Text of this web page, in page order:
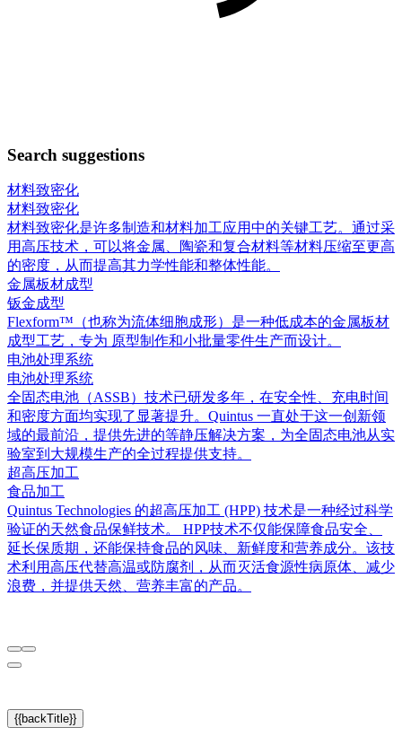
Search suggestions
材料致密化
材料致密化
材料致密化是许多制造和材料加工应用中的关键工艺。通过采
用高压技术，可以将金属、陶瓷和复合材料等材料压缩至更高
的密度，从而提高其力学性能和整体性能。
金属板材成型
钣金成型
Flexform™（也称为流体细胞成形）是一种低成本的金属板材
成型工艺，专为 原型制作和小批量零件生产而设计。
电池处理系统
电池处理系统
全固态电池（ASSB）技术已研发多年，在安全性、充电时间
和密度方面均实现了显著提升。Quintus 一直处于这一创新领
域的最前沿，提供先进的等静压解决方案，为全固态电池从实
验室到大规模生产的全过程提供支持。
超高压加工
食品加工
Quintus Technologies 的超高压加工 (HPP) 技术是一种经过科学
验证的天然食品保鲜技术。 HPP技术不仅能保障食品安全、
延长保质期，还能保持食品的风味、新鲜度和营养成分。该技
术利用高压代替高温或防腐剂，从而灭活食源性病原体、减少
浪费，并提供天然、营养丰富的产品。
{{backTitle}}